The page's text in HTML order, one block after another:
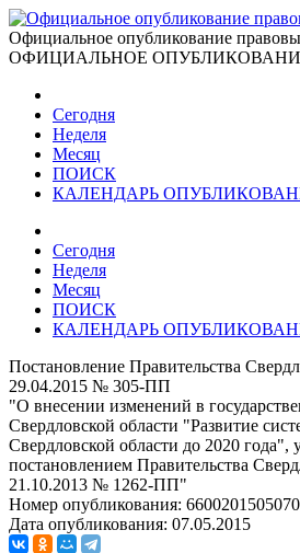
Официальное опубликование
ОФИЦИАЛЬНОЕ
Сегодня
Неделя
Месяц
ПОИСК
КАЛЕНДАРЬ
Сегодня
Неделя
Месяц
ПОИСК
КАЛЕНДАРЬ
Постановление Правительства
29.04.2015 № 305-ПП
"О внесении изменений в
Свердловской области "Развитие
Свердловской области до 2020 года",
постановлением Правительства
21.10.2013 № 1262-ПП"
Номер опубликования:
Дата опубликования: 07.05.2015